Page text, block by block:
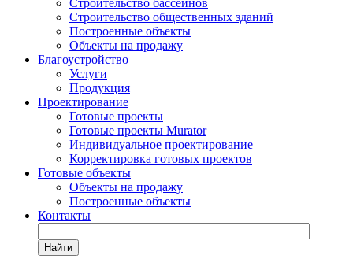
Строительство бассейнов
Строительство общественных зданий
Построенные объекты
Объекты на продажу
Благоустройство
Услуги
Продукция
Проектирование
Готовые проекты
Готовые проекты Murator
Индивидуальное проектирование
Корректировка готовых проектов
Готовые объекты
Объекты на продажу
Построенные объекты
Контакты
Найти